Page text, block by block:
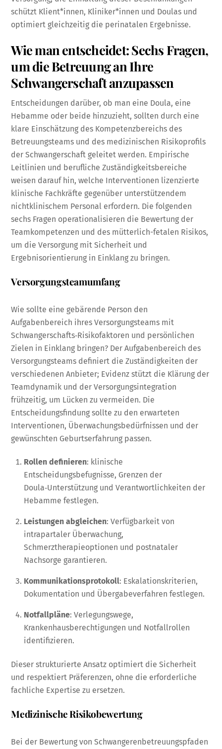
schützt Klient*innen, Kliniker*innen und Doulas und
optimiert gleichzeitig die perinatalen Ergebnisse.
Wie man entscheidet: Sechs Fragen,
um die Betreuung an Ihre
Schwangerschaft anzupassen
Entscheidungen darüber, ob man eine Doula, eine
Hebamme oder beide hinzuzieht, sollten durch eine
klare Einschätzung des Kompetenzbereichs des
Betreuungsteams und des medizinischen Risikoprofils
der Schwangerschaft geleitet werden. Empirische
Leitlinien und berufliche Zuständigkeitsbereiche
weisen darauf hin, welche Interventionen lizenzierte
klinische Fachkräfte gegenüber unterstützendem
nichtklinischem Personal erfordern. Die folgenden
sechs Fragen operationalisieren die Bewertung der
Teamkompetenzen und des mütterlich-fetalen Risikos,
um die Versorgung mit Sicherheit und
Ergebnisorientierung in Einklang zu bringen.
Versorgungsteamumfang
Wie sollte eine gebärende Person den
Aufgabenbereich ihres Versorgungsteams mit
Schwangerschafts‑Risikofaktoren und persönlichen
Zielen in Einklang bringen? Der Aufgabenbereich des
Versorgungsteams definiert die Zuständigkeiten der
verschiedenen Anbieter; Evidenz stützt die Klärung der
Teamdynamik und der Versorgungsintegration
frühzeitig, um Lücken zu vermeiden. Die
Entscheidungsfindung sollte zu den erwarteten
Interventionen, Überwachungsbedürfnissen und der
gewünschten Geburtserfahrung passen.
Rollen definieren: klinische
Entscheidungsbefugnisse, Grenzen der
Doula‑Unterstützung und Verantwortlichkeiten der
Hebamme festlegen.
Leistungen abgleichen: Verfügbarkeit von
intrapartaler Überwachung,
Schmerztherapieoptionen und postnataler
Nachsorge garantieren.
Kommunikationsprotokoll: Eskalationskriterien,
Dokumentation und Übergabeverfahren festlegen.
Notfallpläne: Verlegungswege,
Krankenhausberechtigungen und Notfallrollen
identifizieren.
Dieser strukturierte Ansatz optimiert die Sicherheit
und respektiert Präferenzen, ohne die erforderliche
fachliche Expertise zu ersetzen.
Medizinische Risikobewertung
Bei der Bewertung von Schwangerenbetreuungspfaden